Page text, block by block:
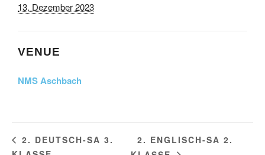
13. Dezember 2023
VENUE
NMS Aschbach
2. DEUTSCH-SA 3.
2. ENGLISCH-SA 2.